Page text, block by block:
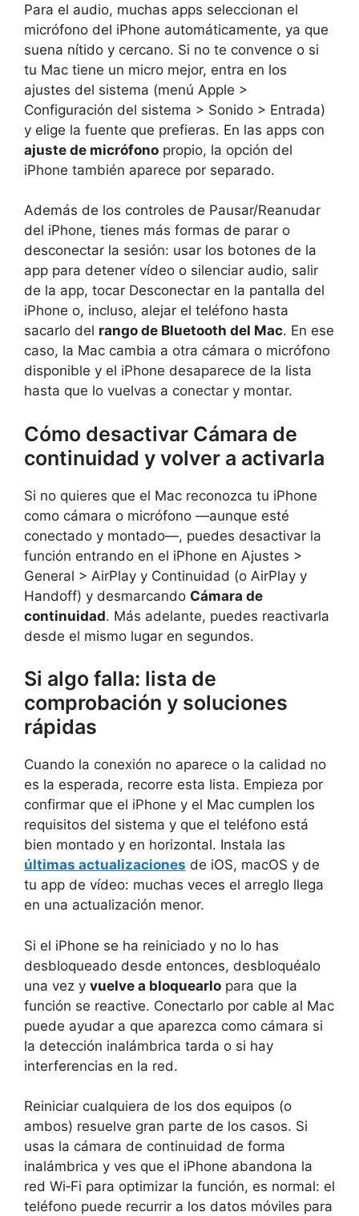
Para el audio, muchas apps seleccionan el
micrófono del iPhone automáticamente, ya que
suena nítido y cercano. Si no te convence o si
tu Mac tiene un micro mejor, entra en los
ajustes del sistema (menú Apple >
Configuración del sistema > Sonido > Entrada)
y elige la fuente que prefieras. En las apps con
ajuste de micrófono propio, la opción del
iPhone también aparece por separado.
Además de los controles de Pausar/Reanudar
del iPhone, tienes más formas de parar o
desconectar la sesión: usar los botones de la
app para detener vídeo o silenciar audio, salir
de la app, tocar Desconectar en la pantalla del
iPhone o, incluso, alejar el teléfono hasta
sacarlo del rango de Bluetooth del Mac. En ese
caso, la Mac cambia a otra cámara o micrófono
disponible y el iPhone desaparece de la lista
hasta que lo vuelvas a conectar y montar.
Cómo desactivar Cámara de
continuidad y volver a activarla
Si no quieres que el Mac reconozca tu iPhone
como cámara o micrófono —aunque esté
conectado y montado—, puedes desactivar la
función entrando en el iPhone en Ajustes >
General > AirPlay y Continuidad (o AirPlay y
Handoff) y desmarcando Cámara de
continuidad. Más adelante, puedes reactivarla
desde el mismo lugar en segundos.
Si algo falla: lista de
comprobación y soluciones
rápidas
Cuando la conexión no aparece o la calidad no
es la esperada, recorre esta lista. Empieza por
confirmar que el iPhone y el Mac cumplen los
requisitos del sistema y que el teléfono está
bien montado y en horizontal. Instala las
últimas actualizaciones de iOS, macOS y de
tu app de vídeo: muchas veces el arreglo llega
en una actualización menor.
Si el iPhone se ha reiniciado y no lo has
desbloqueado desde entonces, desbloquéalo
una vez y vuelve a bloquearlo para que la
función se reactive. Conectarlo por cable al Mac
puede ayudar a que aparezca como cámara si
la detección inalámbrica tarda o si hay
interferencias en la red.
Reiniciar cualquiera de los dos equipos (o
ambos) resuelve gran parte de los casos. Si
usas la cámara de continuidad de forma
inalámbrica y ves que el iPhone abandona la
red Wi‑Fi para optimizar la función, es normal: el
teléfono puede recurrir a los datos móviles para